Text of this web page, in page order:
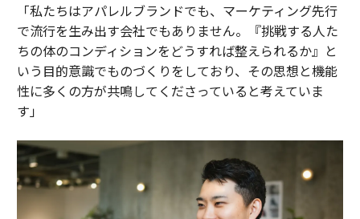
「私たちはアパレルブランドでも、マーケティング先行
で流行を生み出す会社でもありません。『挑戦する人た
ちの体のコンディションをどうすれば整えられるか』と
いう目的意識でものづくりをしており、その思想と機能
性に多くの方が共鳴してくださっていると考えていま
す」